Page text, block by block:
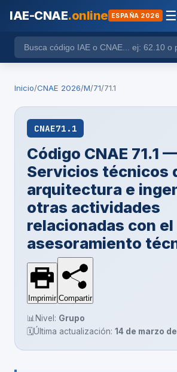
IAE-CNAE.online ESPAÑA 2026 ☰
Inicio/CNAE 2026/M/71/71.1
CNAE71.1
Código CNAE 71.1
Servicios técnicos
arquitectura e
otras actividades
relacionadas con el
asesoramiento
Imprimir Compartir
📊 Nivel: Grupo
🗓️Última actualización: 14 de marzo